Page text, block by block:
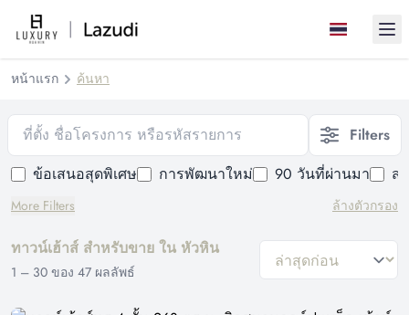
หน้าแรก ค้นหา
ที่ตั้ง ชื่อโครงการ หรือรหัสรายการ
Filters
ข้อเสนอสุดพิเศษ
การพัฒนาใหม่ 90 วันที่ผ่านมา ส
More Filters ล้างตัวกรอง
ทาวน์เฮ้าส์ สำหรับขาย ใน หัวหิน
1 – 30 ของ 47 ผลลัพธ์
general.sort-by